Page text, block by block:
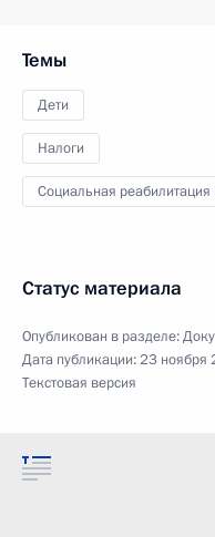
Темы
Дети
Налоги
Социальная
Статус материала
Опубликован в разделе:
Дата публикации:23 ноября
Текстовая версия